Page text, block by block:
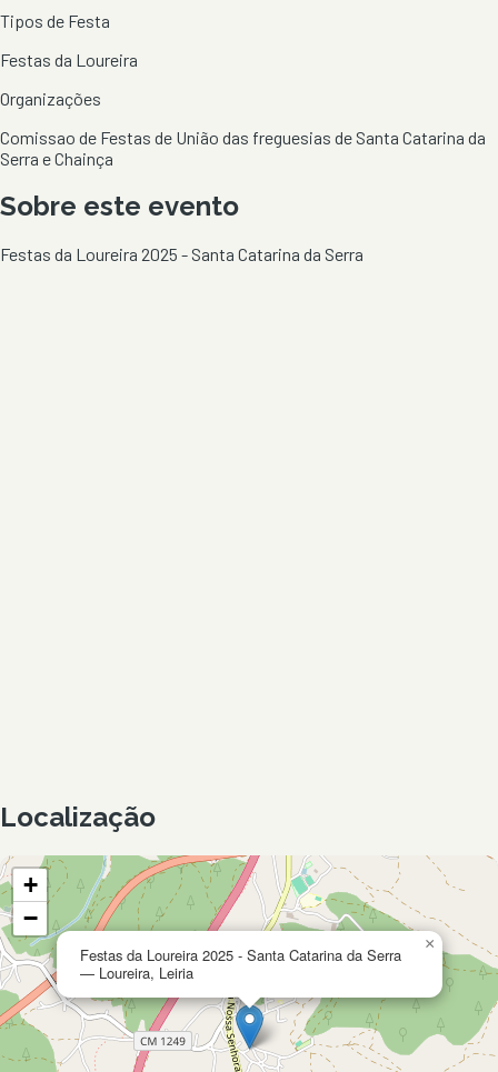
Tipos de Festa
Festas da Loureira
Organizações
Comissao de Festas de União das freguesias de Santa Catarina da
Serra e Chainça
Sobre este evento
Festas da Loureira 2025 - Santa Catarina da Serra
Localização
Festas da Loureira 2025 - Santa Catarina da Serra
— Loureira, Leiria
×
+
−